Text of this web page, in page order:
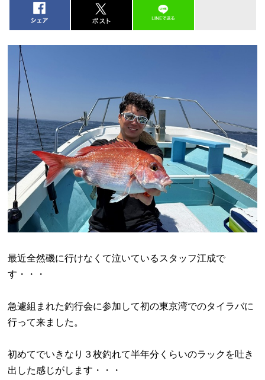
最近全然磯に行けなくて泣いているスタッフ江成で
す・・・
急遽組まれた釣行会に参加して初の東京湾でのタイラバに
行って来ました。
初めてでいきなり３枚釣れて半年分くらいのラックを吐き
出した感じがします・・・